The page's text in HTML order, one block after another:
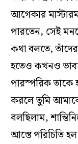
আগেকার
পারতেন, সেই
কথা বলতে, তাঁদের
হতেও কখনও
পারস্পরিক তাকে
করলে তুমি
বলছিলাম,
আস্তে পরিচিতি